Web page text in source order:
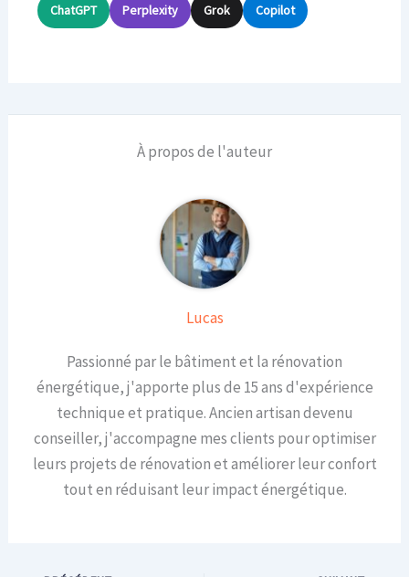
ChatGPT Perplexity Grok Copilot
À propos de l'auteur
Lucas
Passionné par le bâtiment et la rénovation
énergétique, j'apporte plus de 15 ans d'expérience
technique et pratique. Ancien artisan devenu
conseiller, j'accompagne mes clients pour optimiser
leurs projets de rénovation et améliorer leur confort
tout en réduisant leur impact énergétique.